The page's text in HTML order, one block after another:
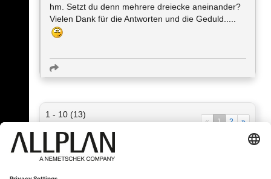
hm. Setzt du denn mehrere dreiecke aneinander?
Vielen Dank für die Antworten und die Geduld.....
1 - 10 (13)
« 1 2 »